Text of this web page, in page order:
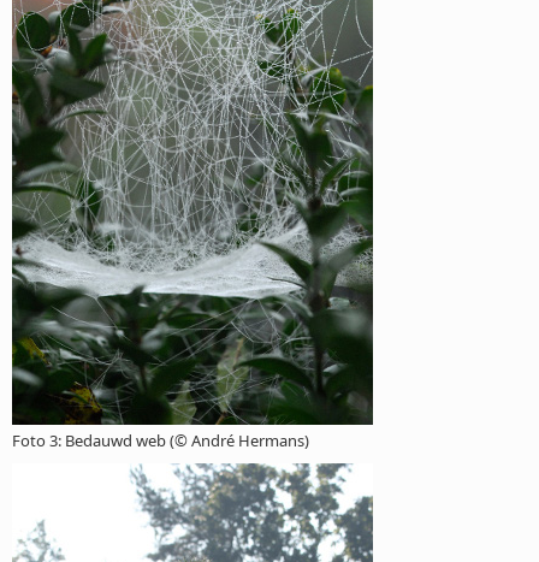
Foto 3: Bedauwd web (© André Hermans)